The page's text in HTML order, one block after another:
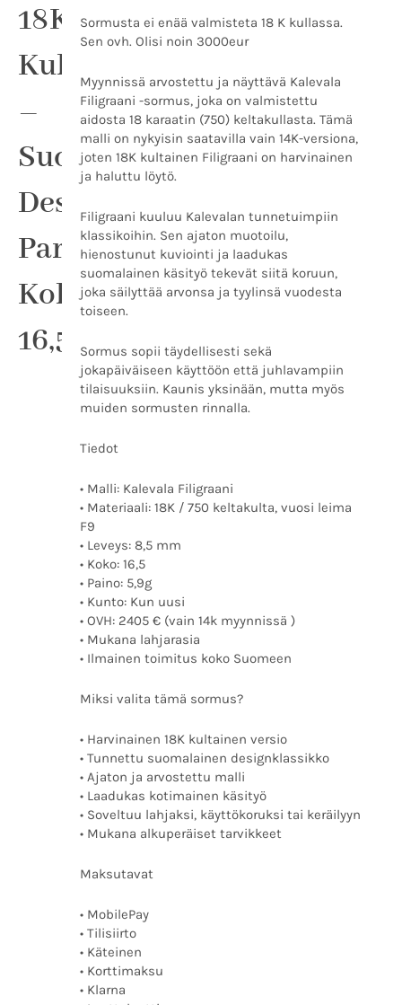
18K
Kultasormus
–
Suomalaista
Designia
Parhaimmillaan,
Koko
16,5
Designia
Parhaimmillaan,
koko
määrä
Sormusta ei enää valmisteta 18 K kullassa.
Sen ovh. Olisi noin 3000eur
Myynnissä arvostettu ja näyttävä Kalevala
Filigraani -sormus, joka on valmistettu
aidosta 18 karaatin (750) keltakullasta. Tämä
malli on nykyisin saatavilla vain 14K-versiona,
joten 18K kultainen Filigraani on harvinainen
ja haluttu löytö.
Filigraani kuuluu Kalevalan tunnetuimpiin
klassikoihin. Sen ajaton muotoilu,
hienostunut kuviointi ja laadukas
suomalainen käsityö tekevät siitä koruun,
joka säilyttää arvonsa ja tyylinsä vuodesta
toiseen.
Sormus sopii täydellisesti sekä
jokapäiväiseen käyttöön että juhlavampiin
tilaisuuksiin. Kaunis yksinään, mutta myös
muiden sormusten rinnalla.
Tiedot
• Malli: Kalevala Filigraani
• Materiaali: 18K / 750 keltakulta, vuosi leima
F9
• Leveys: 8,5 mm
• Koko: 16,5
• Paino: 5,9g
• Kunto: Kun uusi
• OVH: 2405 € (vain 14k myynnissä )
• Mukana lahjarasia
• Ilmainen toimitus koko Suomeen
Miksi valita tämä sormus?
• Harvinainen 18K kultainen versio
• Tunnettu suomalainen designklassikko
• Ajaton ja arvostettu malli
• Laadukas kotimainen käsityö
• Soveltuu lahjaksi, käyttökoruksi tai keräilyyn
• Mukana alkuperäiset tarvikkeet
Maksutavat
• MobilePay
• Tilisiirto
• Käteinen
• Korttimaksu
• Klarna